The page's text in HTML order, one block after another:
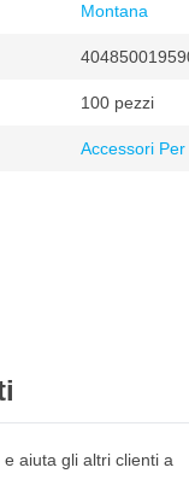
Montana
100 pezzi
Accessori
aiuta gli altri clienti a